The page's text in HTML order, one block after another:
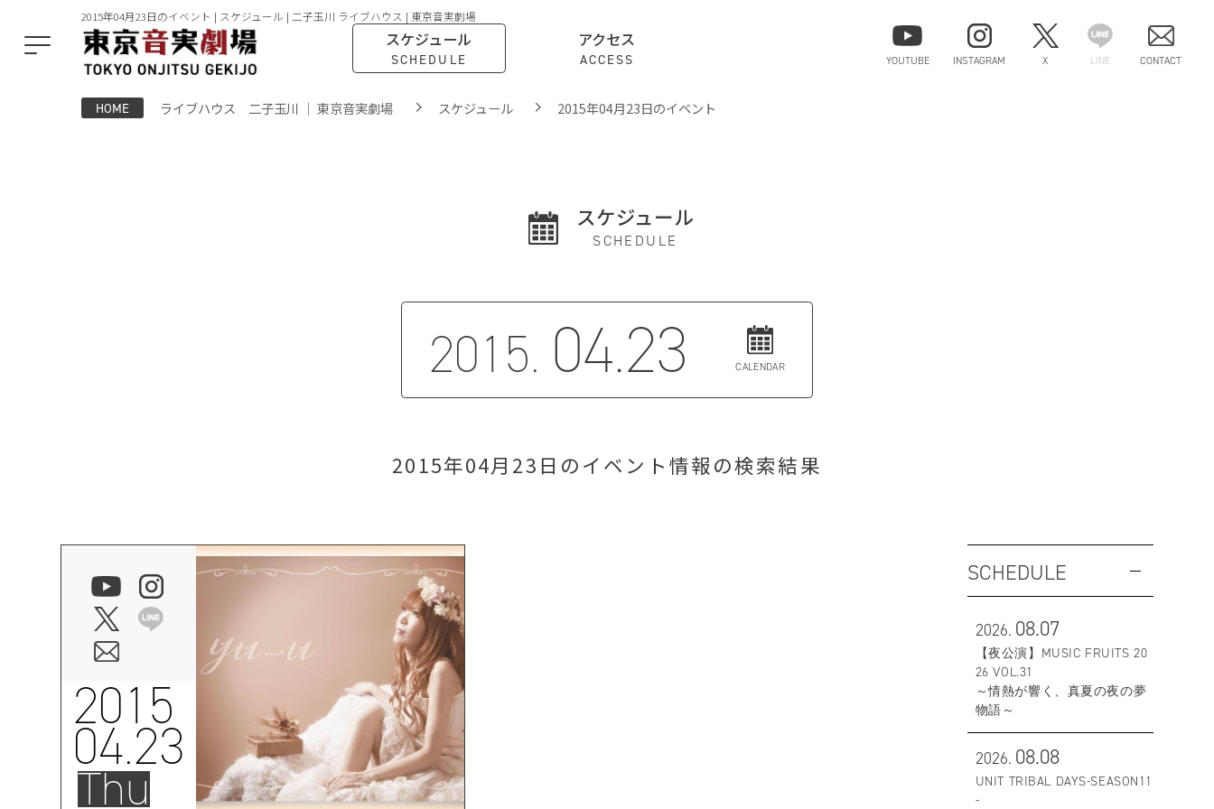
2015年04月23日のイベント | スケジュール | 二子玉川 ライブハウス | 東京音実劇場
スケジュール
SCHEDULE
アクセス
ACCESS YOUTUBE INSTAGRAM X LINE CONTACT
HOME ライブハウス 二子玉川 ｜ 東京音実劇場 スケジュール 2015年04月23日のイベント
スケジュール
SCHEDULE
2015. 04.23 CALENDAR
2015年04月23日のイベント情報の検索結果
2015
04.23
Thu
SCHEDULE
2026. 08.07
【夜公演】MUSIC FRUITS 20
26 VOL.31
～情熱が響く、真夏の夜の夢
物語～
2026. 08.08
UNIT TRIBAL DAYS-SEASON11
-